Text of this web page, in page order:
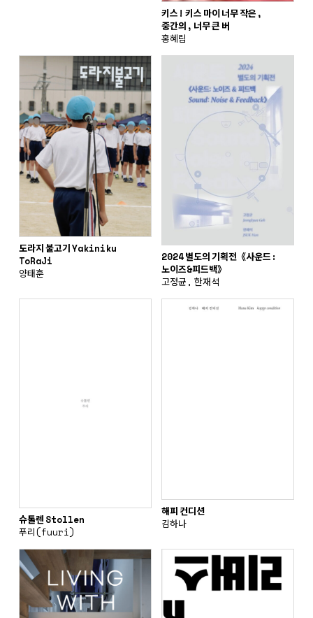
키스! 키스 마이 너무 작은,
중간의, 너무 큰 버
홍혜림
도라지 불고기 Yakiniku
ToRaJi
양태훈
2024 별도의 기획전《사운드:
노이즈&피드백》
고정균, 한재석
슈톨렌 Stollen
푸리(fuuri)
해피 컨디션
김하나